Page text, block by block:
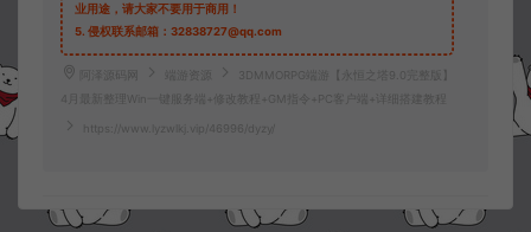
业用途，请大家不要用于商用！
5. 侵权联系邮箱：32838727@qq.com
阿泽源码网 端游资源
3DMMORPG端游【永恒之塔9.0完整版】
4月最新整理Win一键服务端+修改教程+GM指令+PC客户端+详细搭建教程
https://www.lyzwlkj.vip/46996/dyzy/